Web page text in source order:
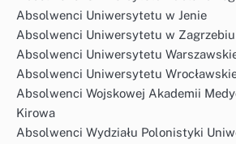
Absolwenci Uniwersytetu w Jenie
Absolwenci Uniwersytetu w Zagrzebiu
Absolwenci Uniwersytetu
Absolwenci Uniwersytetu
Absolwenci Wojskowej Akademii
Kirowa
Absolwenci Wydziału Polonistyki